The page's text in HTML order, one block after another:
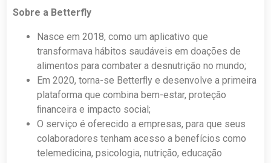
Sobre a Betterfly
Nasce em 2018, como um aplicativo que
transformava hábitos saudáveis em doações de
alimentos para combater a desnutrição no mundo;
Em 2020, torna-se Betterﬂy e desenvolve a primeira
plataforma que combina bem-estar, proteção
ﬁnanceira e impacto social;
O serviço é oferecido a empresas, para que seus
colaboradores tenham acesso a benefícios como
telemedicina, psicologia, nutrição, educação